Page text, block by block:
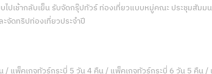
ปเช้ากลับเย็น รับจัดกรุ๊ปทัวร์ ท่องเที่ยวแบบหมู่คณะ ประชุมสัม
จัดทริปท่องเที่ยวประจำปี
แพ็คเกจทัวร์กระบี่ 5 วัน 4 คืน / แพ็คเกจทัวร์กระบี่ 6 วัน 5 คืน